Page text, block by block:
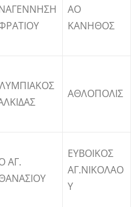
ΑΟ
ΚΑΝΗΘΟΣ
ΑΘΛΟΠΟΛΙΣ
ΑΓ.
ΕΥΒΟΙΚΟΣ
ΑΓ.ΝΙΚΟΛΑΟ
Υ